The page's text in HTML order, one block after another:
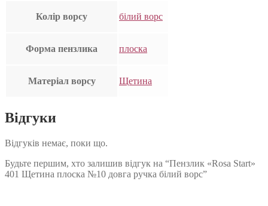
Колір ворсу білий ворс
Форма пензлика плоска
Матеріал ворсу Щетина
Відгуки
Відгуків немає, поки що.
Будьте першим, хто залишив відгук на “Пензлик «Rosa Start»
401 Щетина плоска №10 довга ручка білий ворс”